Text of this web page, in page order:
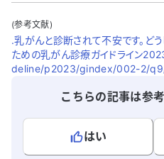
(参考文献)
.乳がんと診断されて不安です。ど
ための乳がん診療ガイドライン
deline/p2023/gindex/002-2/q9/
こちらの記事は参
はい